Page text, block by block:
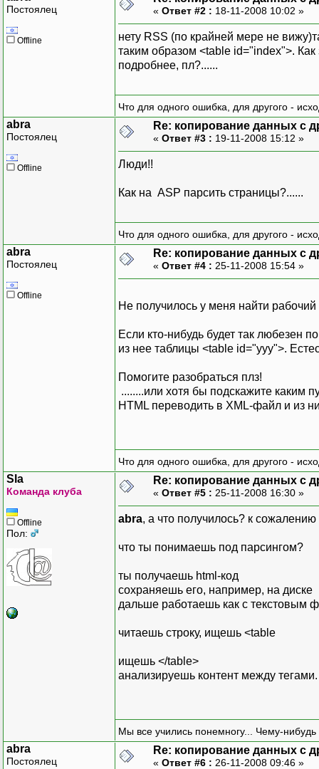
Постоялец
Offline
« Ответ #2 : 18-11-2008 10:02 »
нету RSS (по крайней мере не
таким образом <table id="index">.
подробнее, пл?......
Что для одного ошибка, для другого -
abra
Постоялец
Offline
Re: копирование данных с
« Ответ #3 : 19-11-2008 15:12 »
Люди!!
Как на ASP парсить страницы?......
Что для одного ошибка, для другого -
abra
Постоялец
Offline
Re: копирование данных с
« Ответ #4 : 25-11-2008 15:54 »
Не получилось у меня найти
Если кто-нибудь будет так любезен
из нее таблицы <table id="ууу">.
Помогите разобраться плз!
........или хотя бы подскажите каким
HTML переводить в XML-файл и из
Что для одного ошибка, для другого -
Sla
Команда клуба
Offline
Пол:
Re: копирование данных с
« Ответ #5 : 25-11-2008 16:30 »
abra, а что получилось? к
что ты понимаешь под парсингом?
ты получаешь html-код
сохраняешь его, например, на диске
дальше работаешь как с текстовым
читаешь строку, ищешь <table
ищешь </table>
анализируешь контент между тегами.
Мы все учились понемногу... Чему-нибудь
abra
Постоялец
Re: копирование данных с
« Ответ #6 : 26-11-2008 09:46 »